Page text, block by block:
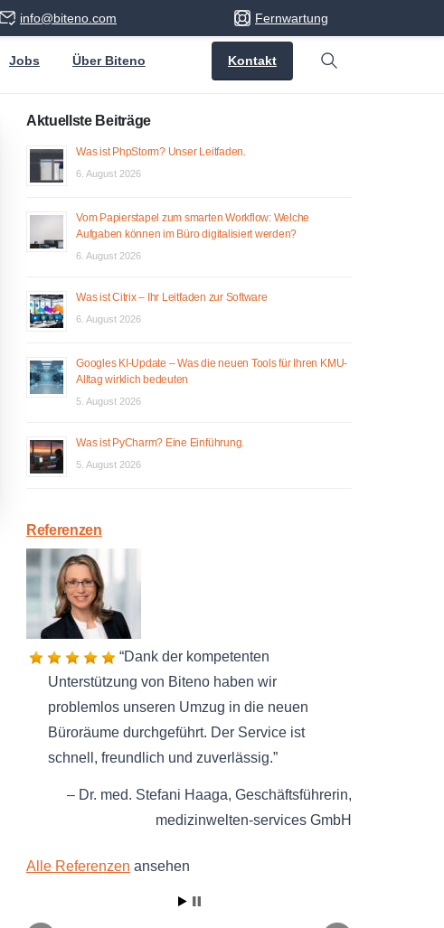
info@biteno.com Fernwartung
Jobs Über Biteno Kontakt
Search
Aktuellste Beiträge
Was ist PhpStorm? Unser Leitfaden.
6. August 2026
Vom Papierstapel zum smarten Workflow: Welche
Aufgaben können im Büro digitalisiert werden?
6. August 2026
Was ist Citrix – Ihr Leitfaden zur Software
6. August 2026
Googles KI-Update – Was die neuen Tools für Ihren KMU-
Alltag wirklich bedeuten
5. August 2026
Was ist PyCharm? Eine Einführung.
5. August 2026
Referenzen
Dank der kompetenten
Unterstützung von Biteno haben wir
problemlos unseren Umzug in die neuen
Büroräume durchgeführt. Der Service ist
schnell, freundlich und zuverlässig.
Dr. med. Stefani Haaga Geschäftsführerin
medizinwelten-services GmbH
Alle Referenzen ansehen